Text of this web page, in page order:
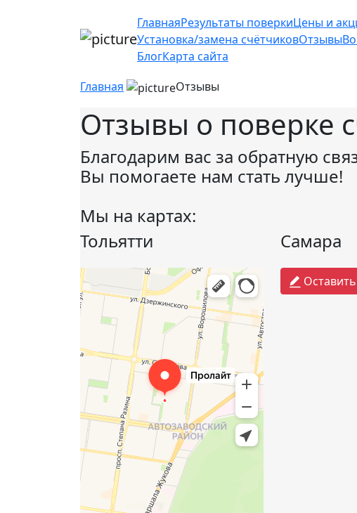
ГлавнаяРезультаты поверкиЦены и
Установка/замена счётчиковОтзывы
БлогКарта сайта
Главная
Отзывы
Отзывы о поверке
Благодарим вас за обратную
Вы помогаете нам стать лучше!
Мы на картах:
Тольятти
Пролайт Плюс
Счетчики и приборы учета в Тольятти
Сантехнические работы в Тольятти
Самара